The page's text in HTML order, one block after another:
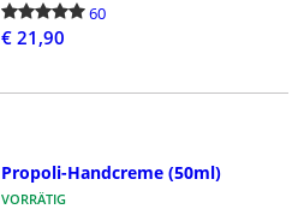
60
€ 21,90
Propoli-Handcreme (50ml)
VORRÄTIG